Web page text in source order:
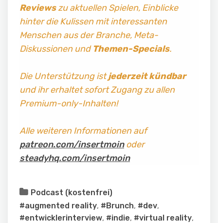
Reviewszu aktuellen Spielen, Einblicke
hinter die Kulissen mit interessanten
Menschen aus der Branche, Meta-
Diskussionen und Themen-Specials.
Die Unterstützung istjederzeit kündbar
und ihr erhaltet sofort Zugang zu allen
Premium-only-Inhalten!
Alle weiteren Informationen auf
patreon.com/insertmoinoder
steadyhq.com/insertmoin
Podcast (kostenfrei)
#augmented reality, #Brunch, #dev,
#entwicklerinterview, #indie, #virtual reality,